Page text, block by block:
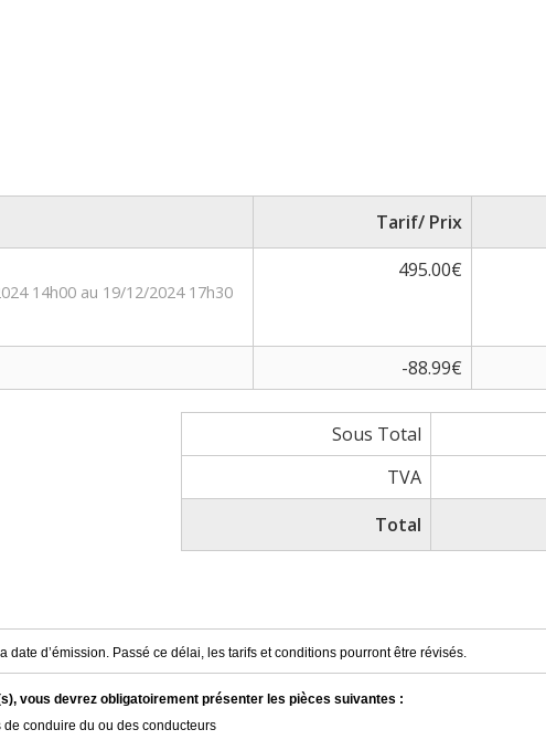
Tarif/ Prix
14h00 au 19/12/2024 17h30
495.00€
-88.99€
Sous Total
TVA
Total
d’émission. Passé ce délai, les tarifs et conditions pourront être révisés.
vous devrez obligatoirement présenter les pièces suivantes :
de conduire du ou des conducteurs